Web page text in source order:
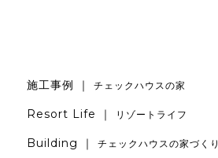
施工事例 ｜チェックハウスの家
Resort Life ｜ リゾートライフ
Building ｜チェックハウスの家づくり